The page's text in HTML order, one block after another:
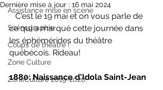
Assistance mise en scène
Scénographie
Coups de théâtre !
Zone Culture
ZoneCulture 2019-2020
Dernière mise à jour : 16 mai 2024
   C'est le 19 mai et on vous parle de
ce qui a marqué cette journée dans
les éphémérides du théâtre
québécois. Rideau!
1880: Naissance d'Idola Saint-Jean